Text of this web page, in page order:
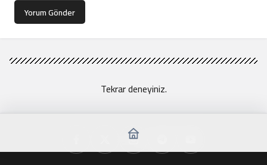
Yorum Gönder
Tekrar deneyiniz.